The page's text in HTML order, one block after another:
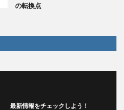
の転換点
最新情報をチェックしよう！